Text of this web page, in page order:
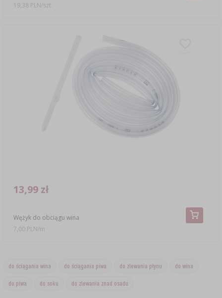
19,38 PLN/szt.
Wężyk do obciągu wina
13,99 zł
7,00 PLN/m
do ściągania wina do ściągania piwa do zlewania płynu do wina
do piwa do soku do zlewania znad osadu